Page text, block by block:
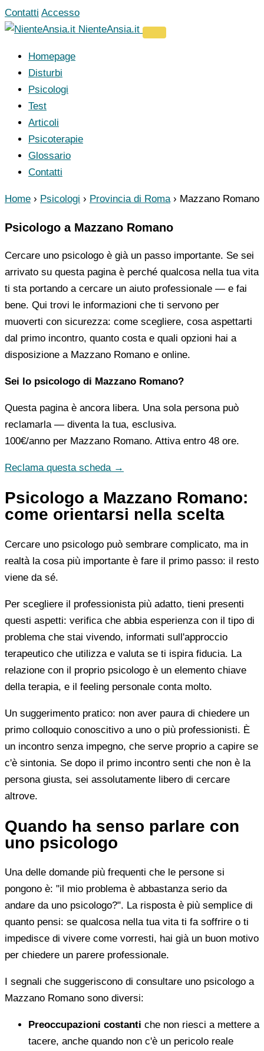
Vai
al
Contatti Accesso
NienteAnsia.it
Homepage
Disturbi
Psicologi
Test
Articoli
Psicoterapie
Glossario
Contatti
Home › Psicologi › Provincia di Roma › Mazzano Romano
Psicologo a Mazzano Romano
Cercare uno psicologo è già un passo importante. Se sei
arrivato su questa pagina è perché qualcosa nella tua vita
ti sta portando a cercare un aiuto professionale — e fai
bene. Qui trovi le informazioni che ti servono per
muoverti con sicurezza: come scegliere, cosa aspettarti
dal primo incontro, quanto costa e quali opzioni hai a
disposizione a Mazzano Romano e online.
Sei lo psicologo di Mazzano Romano?
Questa pagina è ancora libera. Una sola persona può
reclamarla — diventa la tua, esclusiva.
100€/anno per Mazzano Romano. Attiva entro 48 ore.
Reclama questa scheda →
Psicologo a Mazzano Romano:
come orientarsi nella scelta
Cercare uno psicologo può sembrare complicato, ma in
realtà la cosa più importante è fare il primo passo: il resto
viene da sé.
Per scegliere il professionista più adatto, tieni presenti
questi aspetti: verifica che abbia esperienza con il tipo di
problema che stai vivendo, informati sull'approccio
terapeutico che utilizza e valuta se ti ispira fiducia. La
relazione con il proprio psicologo è un elemento chiave
della terapia, e il feeling personale conta molto.
Un suggerimento pratico: non aver paura di chiedere un
primo colloquio conoscitivo a uno o più professionisti. È
un incontro senza impegno, che serve proprio a capire se
c'è sintonia. Se dopo il primo incontro senti che non è la
persona giusta, sei assolutamente libero di cercare
altrove.
Quando ha senso parlare con
uno psicologo
Una delle domande più frequenti che le persone si
pongono è: "il mio problema è abbastanza serio da
andare da uno psicologo?". La risposta è più semplice di
quanto pensi: se qualcosa nella tua vita ti fa soffrire o ti
impedisce di vivere come vorresti, hai già un buon motivo
per chiedere un parere professionale.
I segnali che suggeriscono di consultare uno psicologo a
Mazzano Romano sono diversi:
Preoccupazioni costanti che non riesci a mettere a
tacere, anche quando non c'è un pericolo reale